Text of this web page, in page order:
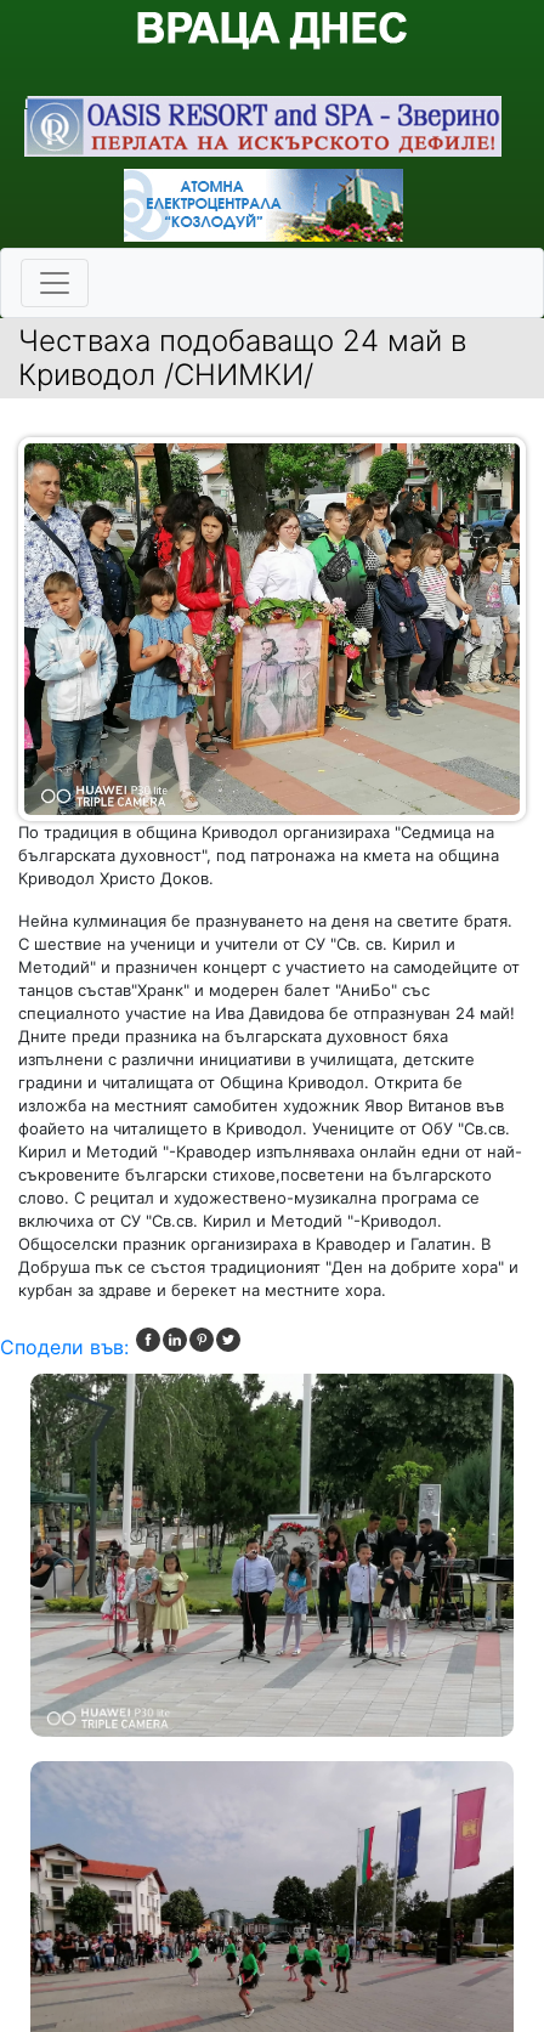
Честваха подобаващо 24 май в
Криводол /СНИМКИ/
По традиция в община Криводол организираха "Седмица на
българската духовност", под патронажа на кмета на община
Криводол Христо Доков.
Нейна кулминация бе празнуването на деня на светите братя.
С шествие на ученици и учители от СУ "Св. св. Кирил и
Методий" и празничен концерт с участието на самодейците от
танцов състав"Хранк" и модерен балет "АниБо" със
специалното участие на Ива Давидова бе отпразнуван 24 май!
Дните преди празника на българската духовност бяха
изпълнени с различни инициативи в училищата, детските
градини и читалищата от Община Криводол. Открита бе
изложба на местният самобитен художник Явор Витанов във
фоайето на читалището в Криводол. Учениците от ОбУ "Св.св.
Кирил и Методий "-Краводер изпълняваха онлайн едни от най-
съкровените български стихове,посветени на българското
слово. С рецитал и художествено-музикална програма се
включиха от СУ "Св.св. Кирил и Методий "-Криводол.
Общоселски празник организираха в Краводер и Галатин. В
Добруша пък се състоя традиционият "Ден на добрите хора" и
курбан за здраве и берекет на местните хора.
Сподели във: